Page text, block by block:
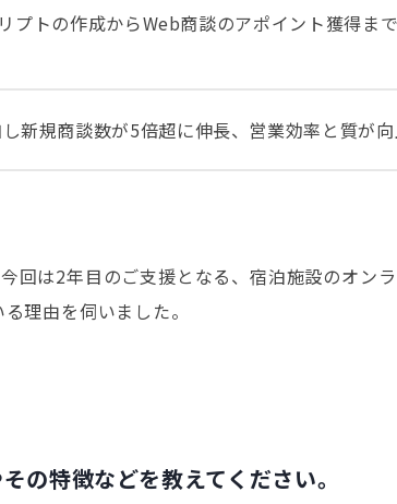
プトの作成からWeb商談のアポイント獲得ま
新規商談数が5倍超に伸長、営業効率と質が
は2年目のご支援となる、宿泊施設のオン
理由を伺いました。
の特徴などを教えてください。